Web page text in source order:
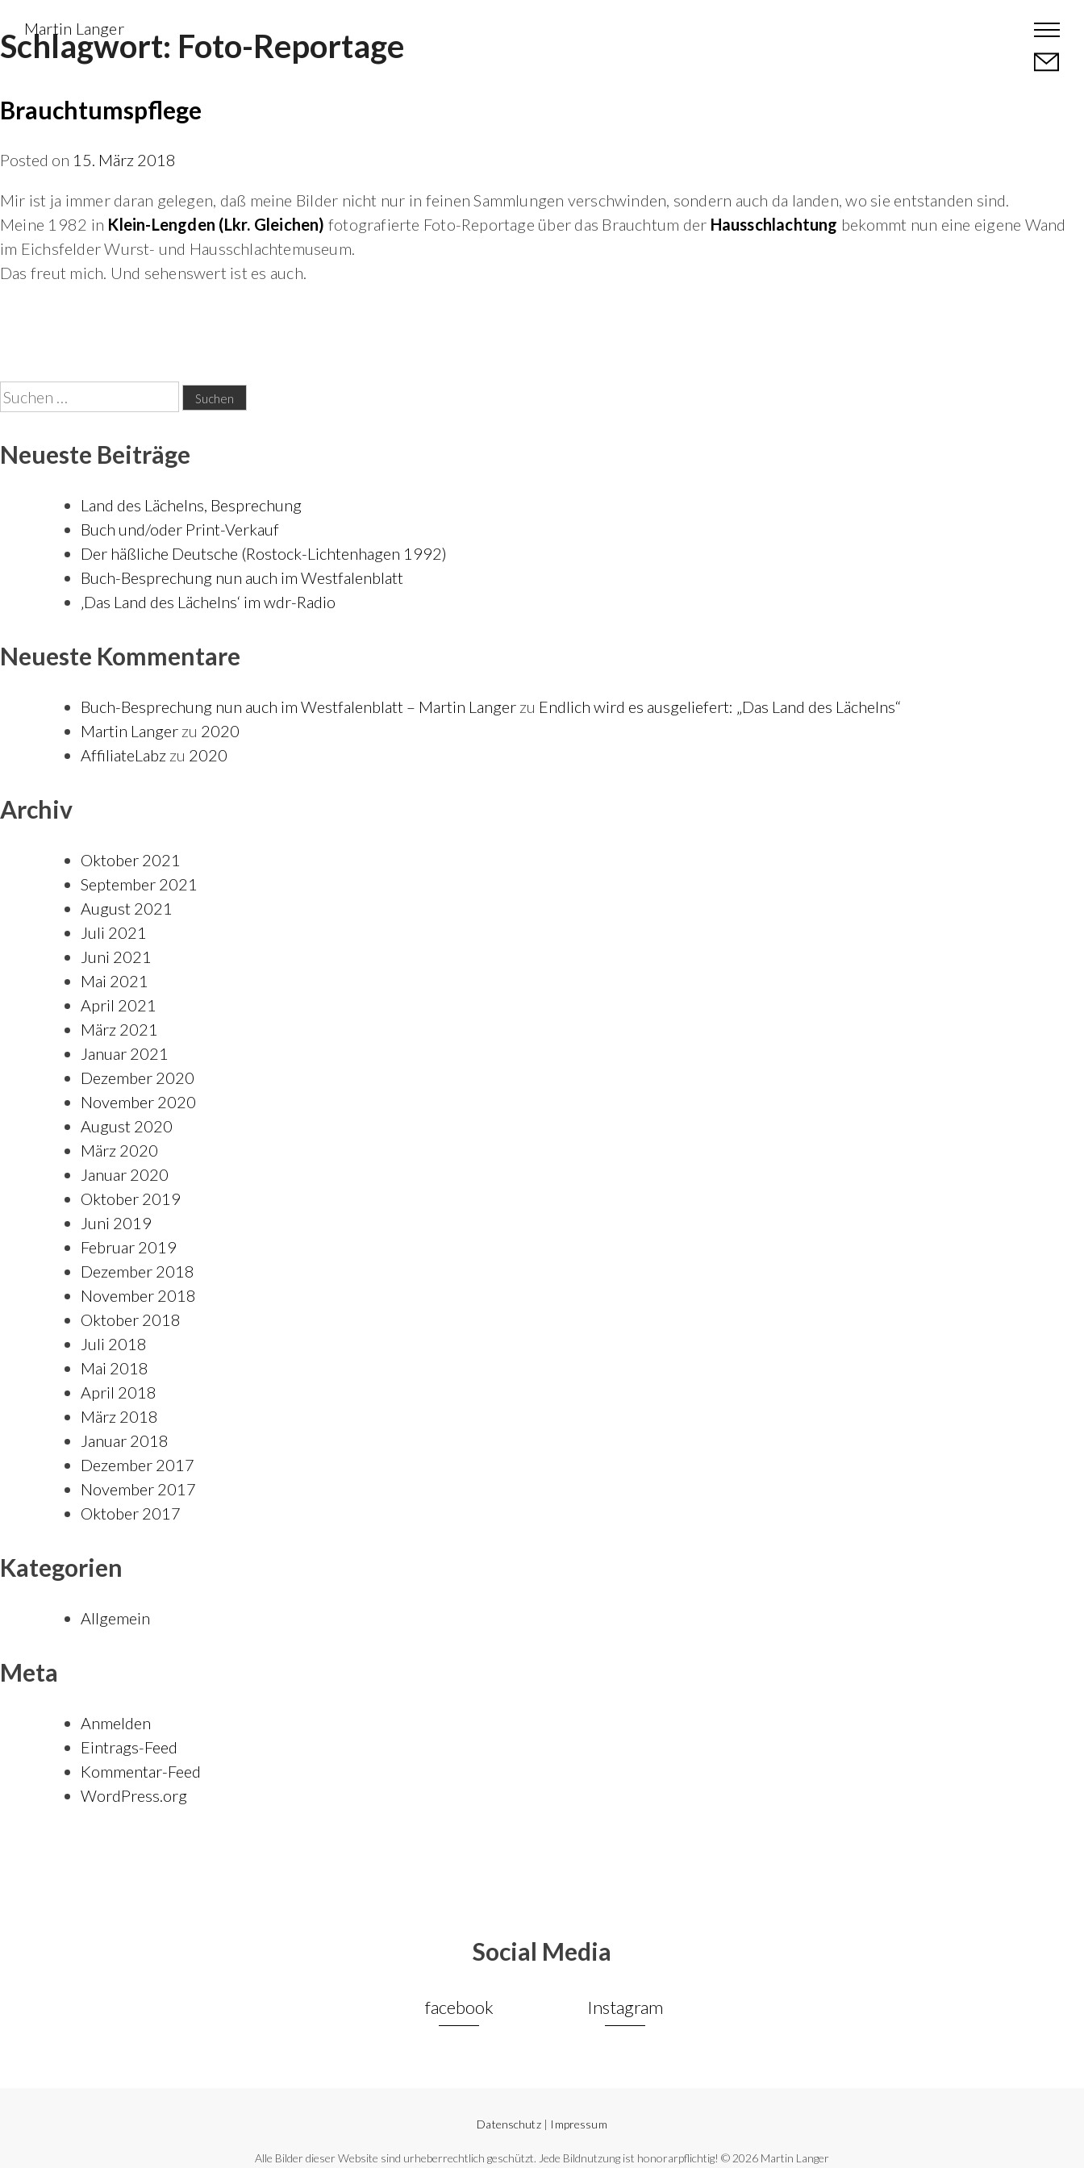
to
content
Martin Langer
Schlagwort: Foto-Reportage
Brauchtumspflege
Posted on 15. März 2018
Mir ist ja immer daran gelegen, daß meine Bilder nicht nur in feinen Sammlungen verschwinden, sondern auch da landen, wo sie entstanden sind.
Meine 1982 in Klein-Lengden (Lkr. Gleichen) fotografierte Foto-Reportage über das Brauchtum der Hausschlachtung bekommt nun eine eigene Wand
im Eichsfelder Wurst- und Hausschlachtemuseum.
Das freut mich. Und sehenswert ist es auch.
Suchen
nach:
Neueste Beiträge
Land des Lächelns, Besprechung
Buch und/oder Print-Verkauf
Der häßliche Deutsche (Rostock-Lichtenhagen 1992)
Buch-Besprechung nun auch im Westfalenblatt
‚Das Land des Lächelns‘ im wdr-Radio
Neueste Kommentare
Buch-Besprechung nun auch im Westfalenblatt – Martin Langer zu Endlich wird es ausgeliefert: „Das Land des Lächelns“
Martin Langer zu 2020
AffiliateLabz zu 2020
Archiv
Oktober 2021
September 2021
August 2021
Juli 2021
Juni 2021
Mai 2021
April 2021
März 2021
Januar 2021
Dezember 2020
November 2020
August 2020
März 2020
Januar 2020
Oktober 2019
Juni 2019
Februar 2019
Dezember 2018
November 2018
Oktober 2018
Juli 2018
Mai 2018
April 2018
März 2018
Januar 2018
Dezember 2017
November 2017
Oktober 2017
Kategorien
Allgemein
Meta
Anmelden
Eintrags-Feed
Kommentar-Feed
WordPress.org
Social Media
facebook Instagram
Datenschutz| Impressum
Alle Bilder dieser Website sind urheberrechtlich geschützt. Jede Bildnutzung ist honorarpflichtig! © 2026 Martin Langer